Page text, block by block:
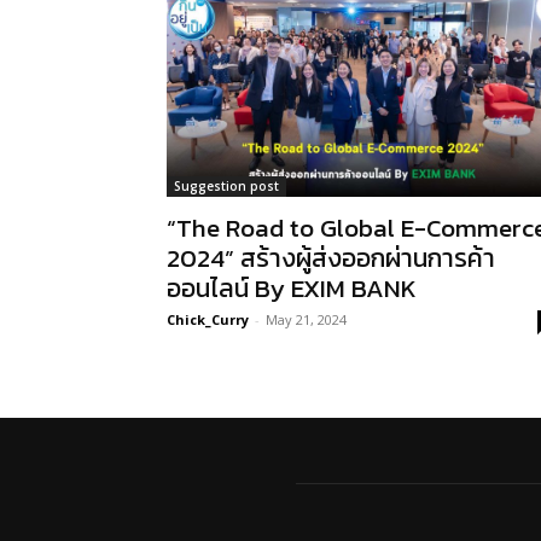
Suggestion post
“The Road to Global E-
2024” สร้างผู้ส่งออกผ่านการค้า
ออนไลน์ By EXIM BANK
Chick_Curry - May 21, 2024